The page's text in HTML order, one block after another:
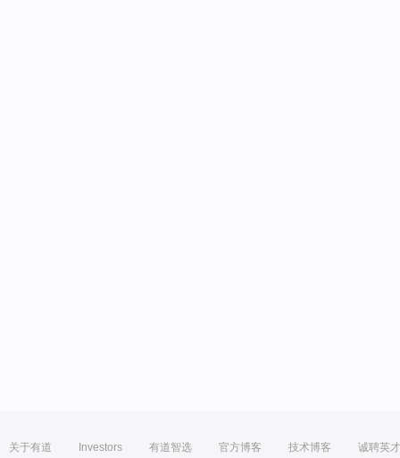
关于有道 Investors 有道智选 官方博客 技术博客 诚聘英才